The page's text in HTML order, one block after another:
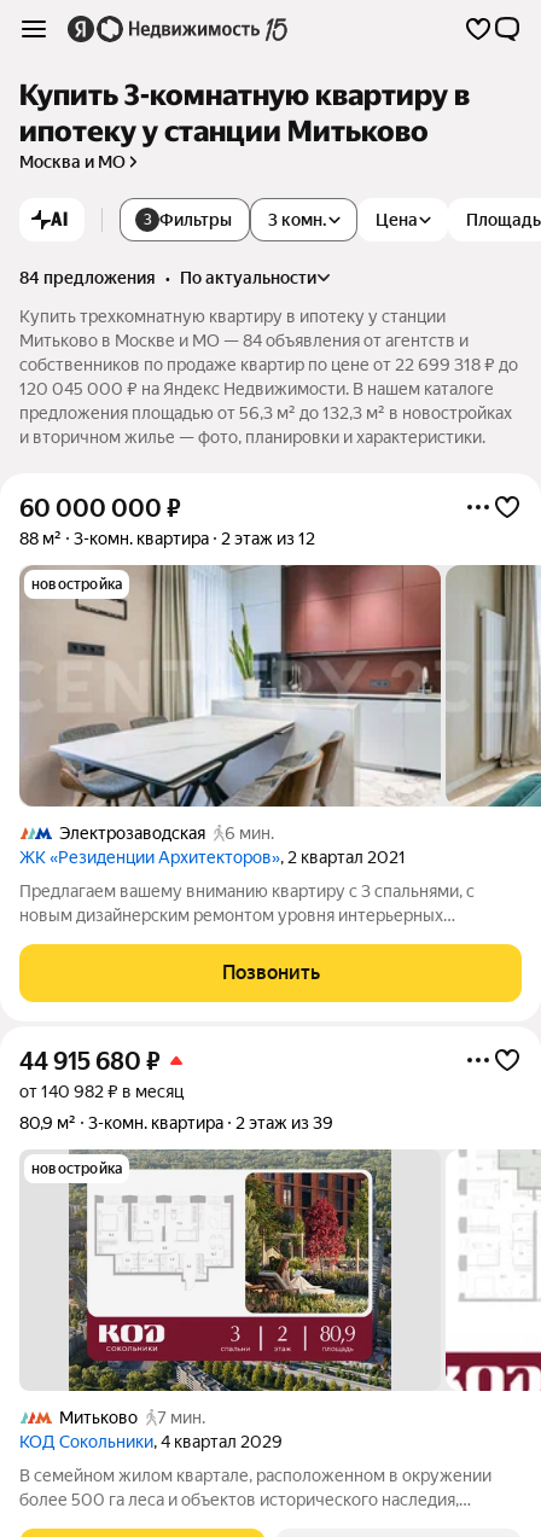
Купить 3-комнатную квартиру в
ипотеку у станции Митьково
Москва и МО
AI 3 Фильтры 3 комн. Цена Площадь
84 предложения •
по актуальности
Купить трехкомнатную квартиру в ипотеку у станции
Митьково в Москве и МО — 84 объявления от агентств и
собственников по продаже квартир по цене от 22 699 318 ₽ до
120 045 000 ₽ на Яндекс Недвижимости. В нашем каталоге
предложения площадью от 56,3 м² до 132,3 м² в новостройках
и вторичном жилье — фото, планировки и характеристики.
60 000 000 ₽
88 м² 3-комн. квартира 2 этаж из 12
новостройка
Электрозаводская
6 мин.
ЖК «Резиденции Архитекторов», 2 квартал 2021
Предлагаем вашему вниманию квартиру с 3 спальнями, с
новым дизайнерским ремонтом уровня интерьерных
полноценных ванных комнаты, потолки 3,05 м, продуманная
система хранения. Интерьер выполнен
Позвонить
44 915 680 ₽
от 140 982 ₽ в месяц
80,9 м²
3-комн. квартира 2 этаж из 39
новостройка
Митьково
7 мин.
КОД Сокольники, 4 квартал 2029
В семейном жилом квартале, расположенном в окружении
более 500 га леса и объектов исторического наследия,